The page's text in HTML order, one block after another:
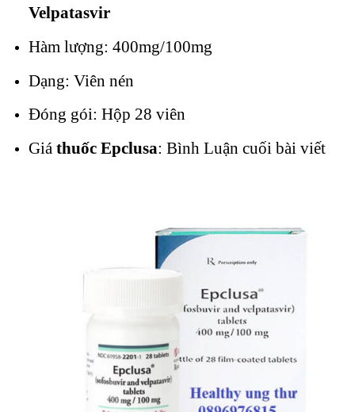
Velpatasvir
Hàm lượng: 400mg/100mg
Dạng: Viên nén
Đóng gói: Hộp 28 viên
Giá thuốc Epclusa: Bình Luận cuối bài viết